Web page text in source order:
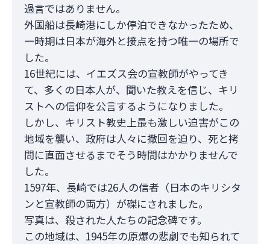
過言ではありません。
外国船は長崎港にしか停泊できなかったため、
一時期は日本が海外と接点を持つ唯一の場所で
した。
16世紀には、イエズス会の宣教師がやってき
て、多くの日本人が、聞いた教えを信じ、キリ
ストへの信仰を公言するようになりました。
しかし、キリスト教史上最も激しい迫害がこの
地域を襲い、政府は人々に撤回を迫り、死と拷
問に直面させるまでそう時間はかかりませんで
した。
1597年、長崎では26人の信者（日本のキリシタ
ンと宣教師の両方）が磔にされました。
写真は、殺された人たちの記念碑です。
この地域は、1945年の原爆の悲劇でも知られて